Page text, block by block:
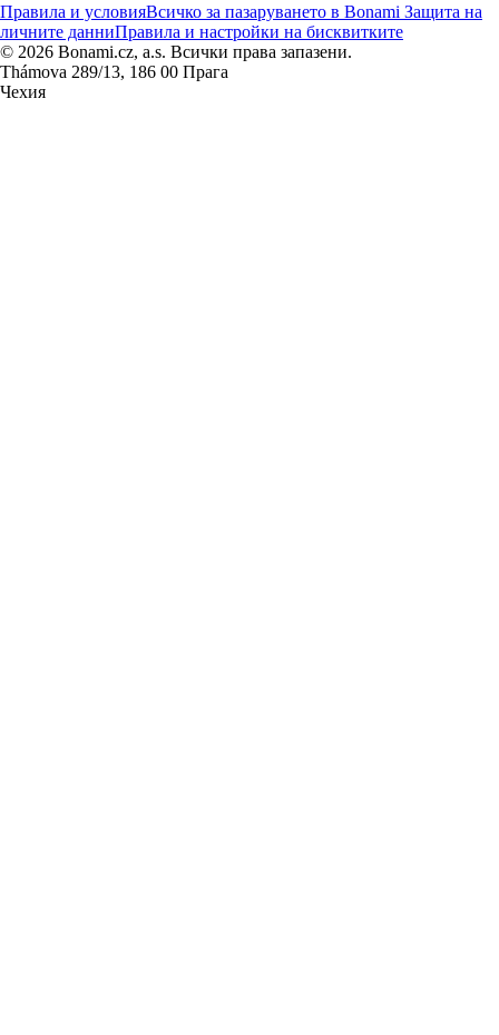
Правила и условияВсичко за пазаруването в Bonami Защита на
личните данниПравила и настройки на бисквитките
© 2026 Bonami.cz, a.s. Всички права запазени.
Thámova 289/13, 186 00 Прага
Чехия